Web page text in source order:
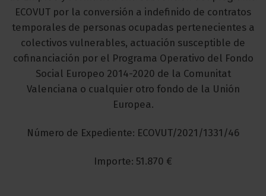
ECOVUT por la conversión a indefinido de contratos
temporales de personas ocupadas pertenecientes a
colectivos vulnerables, actuación susceptible de
cofinanciación por el Programa Operativo del Fondo
Social Europeo 2014-2020 de la Comunitat
Valenciana o cualquier otro fondo de la Unión
Europea.
Número de Expediente: ECOVUT/2021/1331/46
Importe: 51.870 €